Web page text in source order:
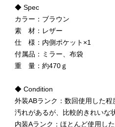
◆ Spec
カラー：ブラウン
素 材：レザー
仕 様：内側ポケット×1
付属品：ミラー、布袋
重 量：約470ｇ
◆ Condition
外装ABランク：数回使用した程
汚れがあるが、比較的きれいな
内装Aランク：ほとんど使用し